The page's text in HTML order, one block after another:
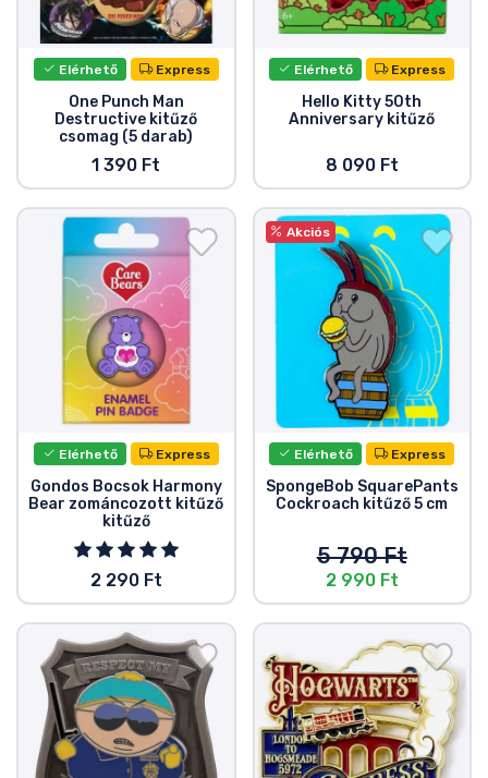
Elérhető Express
One Punch Man
Destructive kitűző
csomag (5 darab)
1 390 Ft
Elérhető Express
Hello Kitty 50th
Anniversary kitűző
8 090 Ft
Elérhető Express
Gondos Bocsok Harmony
Bear zománcozott kitűző
kitűző
2 290 Ft
Akciós
Elérhető Express
SpongeBob SquarePants
Cockroach kitűző 5 cm
5 790 Ft
2 990 Ft